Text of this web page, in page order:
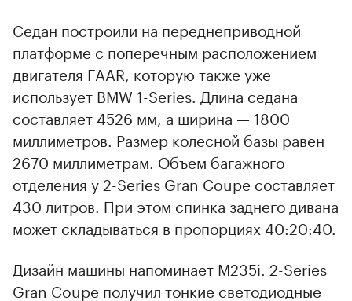
00:00 / 00:00
Седан построили на переднеприводной
платформе с поперечным расположением
двигателя FAAR, которую также уже
использует BMW 1-Series. Длина седана
составляет 4526 мм, а ширина — 1800
миллиметров. Размер колесной базы равен
2670 миллиметрам. Объем багажного
отделения у 2-Series Gran Coupe составляет
430 литров. При этом спинка заднего дивана
может складываться в пропорциях 40:20:40.
Дизайн машины напоминает M235i. 2-Series
Gran Coupe получил тонкие светодиодные